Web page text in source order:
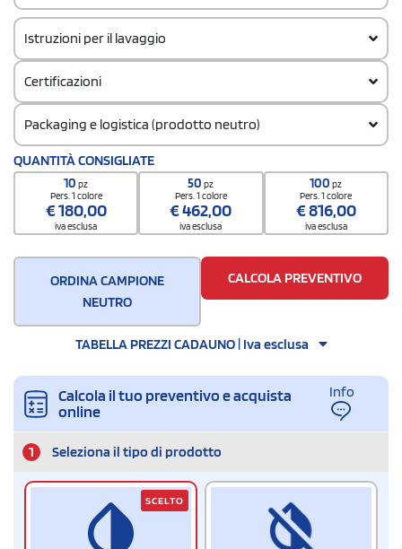
Istruzioni per il lavaggio
Certificazioni
Packaging e logistica (prodotto neutro)
Codice doganale
61051000
Quantità per confezione
25
QUANTITÀ CONSIGLIATE
10pz
Pers. 1 colore
€180,00
iva esclusa
50pz
Pers. 1 colore
€462,00
iva esclusa
100pz
Pers. 1 colore
€816,00
iva esclusa
ORDINA CAMPIONE
NEUTRO
CALCOLA PREVENTIVO
TABELLA PREZZI CADAUNO | Iva esclusa
Calcola il tuo preventivo e acquista
online
Info
1 Seleziona il tipo di prodotto
SCELTO